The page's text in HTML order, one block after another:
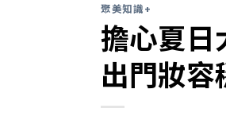
聚美知識+
擔心夏日
出門妝容